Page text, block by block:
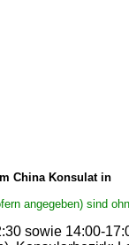
China Konsulat in
angegeben) sind
sowie 14:00-